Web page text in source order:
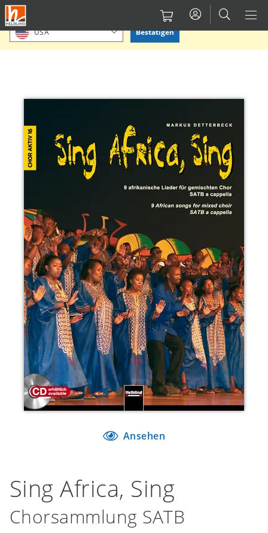
Direkt
zum
Inhalt
Bitte Standort bestätigen oder einen anderen auswählen.
USA Bestätigen
Ansehen
Sing Africa, Sing
Chorsammlung SATB